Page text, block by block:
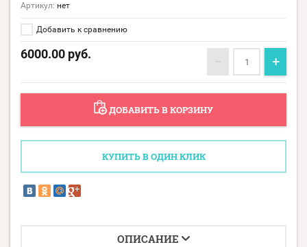
Артикул: нет
Добавить к сравнению
6000.00 руб. − +
ДОБАВИТЬ В КОРЗИНУ
КУПИТЬ В ОДИН КЛИК
ОПИСАНИЕ